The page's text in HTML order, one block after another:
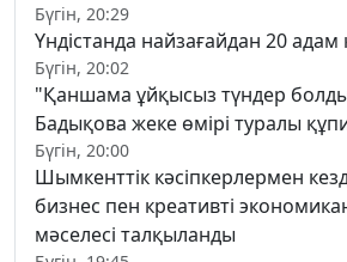
Бүгін, 20:29
Үндістанда найзағайдан 20 адам
Бүгін, 20:02
"Қаншама ұйқысыз түндер
Бадықова жеке өмірі туралы
Бүгін, 20:00
Шымкенттік кәсіпкерлермен
бизнес пен креативті
мәселесі талқыланды